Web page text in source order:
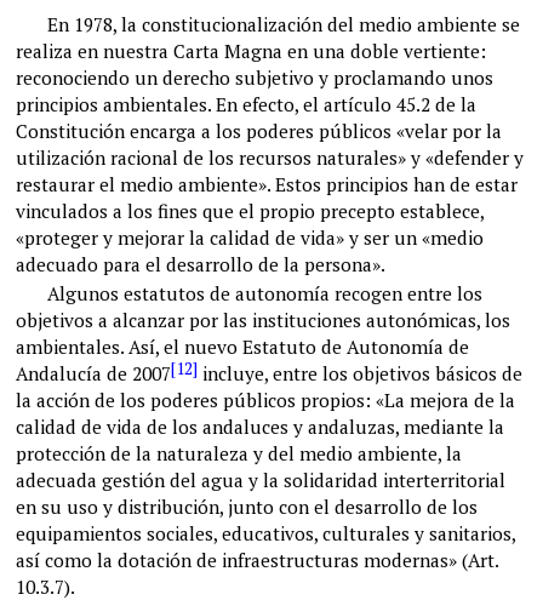
En 1978, la constitucionalización del medio ambiente se
realiza en nuestra Carta Magna en una doble vertiente:
reconociendo un derecho subjetivo y proclamando unos
principios ambientales. En efecto, el artículo 45.2 de la
Constitución encarga a los poderes públicos «velar por la
utilización racional de los recursos naturales» y «defender y
restaurar el medio ambiente». Estos principios han de estar
vinculados a los fines que el propio precepto establece,
«proteger y mejorar la calidad de vida» y ser un «medio
adecuado para el desarrollo de la persona».
Algunos estatutos de autonomía recogen entre los
objetivos a alcanzar por las instituciones autonómicas, los
ambientales. Así, el nuevo Estatuto de Autonomía de
Andalucía de 2007[12] incluye, entre los objetivos básicos de
la acción de los poderes públicos propios: «La mejora de la
calidad de vida de los andaluces y andaluzas, mediante la
protección de la naturaleza y del medio ambiente, la
adecuada gestión del agua y la solidaridad interterritorial
en su uso y distribución, junto con el desarrollo de los
equipamientos sociales, educativos, culturales y sanitarios,
así como la dotación de infraestructuras modernas» (Art.
10.3.7).